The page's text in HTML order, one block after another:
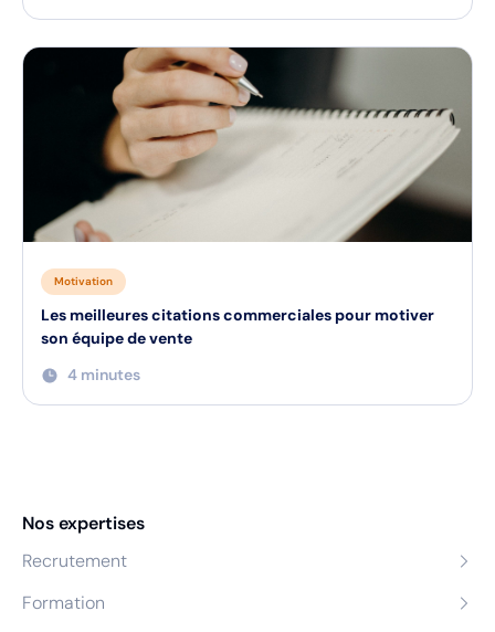
Motivation
Les meilleures citations commerciales pour motiver
son équipe de vente
4 minutes
Nos expertises
Recrutement
Formation